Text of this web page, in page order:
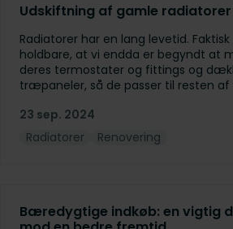
Udskiftning af gamle radiatorer
Radiatorer har en lang levetid.
holdbare, at vi endda er begyndt at
deres termostater og fittings og
træpaneler, så de passer til resten af
23 sep. 2024
Radiatorer
Renovering
Bæredygtige indkøb: en vigtig